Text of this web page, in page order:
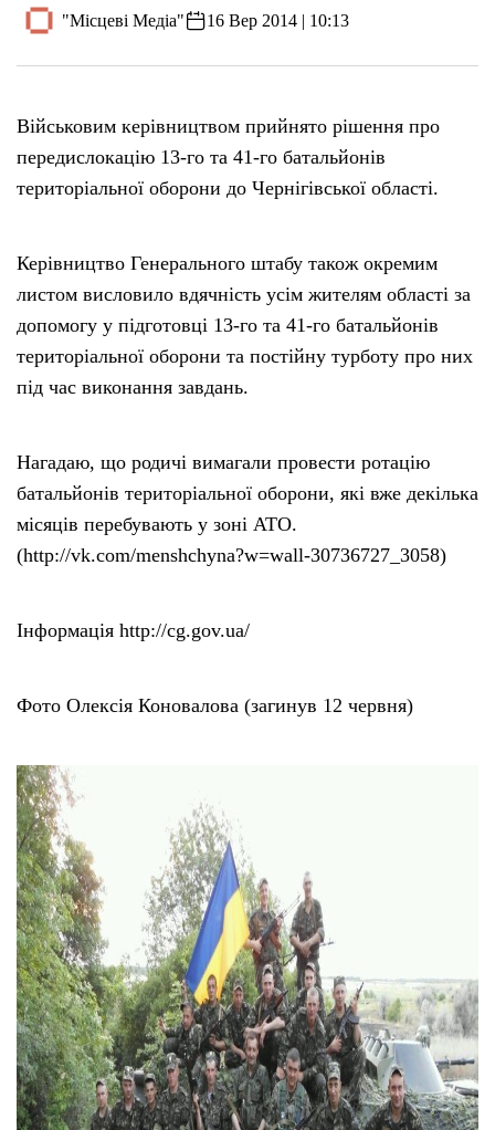
"Місцеві Медіа" 16 Вер 2014 | 10:13
Військовим керівництвом прийнято рішення про
передислокацію 13-го та 41-го батальйонів
територіальної оборони до Чернігівської області.
Керівництво Генерального штабу також окремим
листом висловило вдячність усім жителям області за
допомогу у підготовці 13-го та 41-го батальйонів
територіальної оборони та постійну турботу про них
під час виконання завдань.
Нагадаю, що родичі вимагали провести ротацію
батальйонів територіальної оборони, які вже декілька
місяців перебувають у зоні АТО.
(http://vk.com/menshchyna?w=wall-30736727_3058)
Інформація http://cg.gov.ua/
Фото Олексія Коновалова (загинув 12 червня)